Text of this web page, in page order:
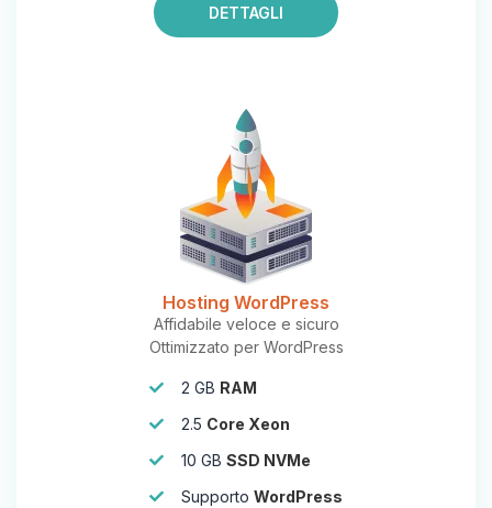
DETTAGLI
Hosting WordPress
Affidabile veloce e sicuro
Ottimizzato per WordPress
2 GB RAM
2.5 Core Xeon
10 GB SSD NVMe
Supporto WordPress